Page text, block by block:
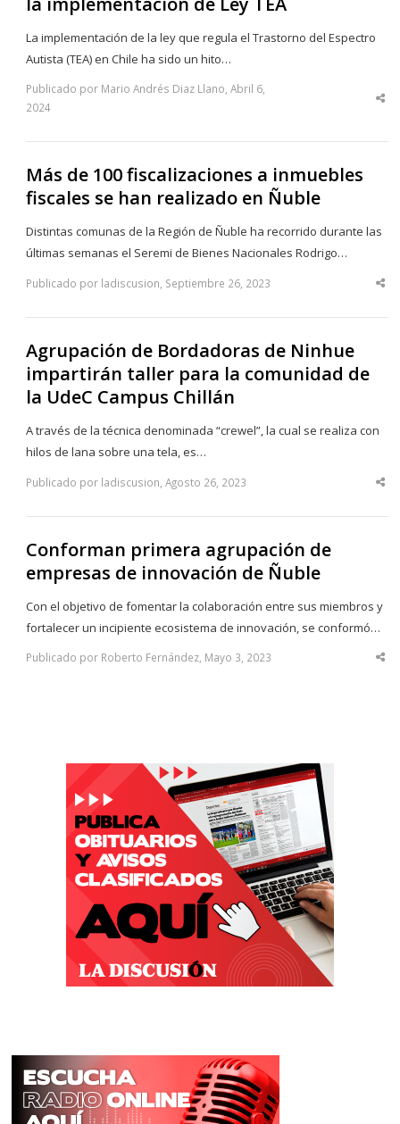
La implementación de la ley que regula el Trastorno del Espectro
Autista (TEA) en Chile ha sido un hito…
Publicado por Mario Andrés Diaz Llano, Abril 6,
2024
Más de 100 fiscalizaciones a inmuebles
fiscales se han realizado en Ñuble
Distintas comunas de la Región de Ñuble ha recorrido durante las
últimas semanas el Seremi de Bienes Nacionales Rodrigo…
Publicado por ladiscusion, Septiembre 26, 2023
Agrupación de Bordadoras de Ninhue
impartirán taller para la comunidad de
la UdeC Campus Chillán
A través de la técnica denominada “crewel”, la cual se realiza con
hilos de lana sobre una tela, es…
Publicado por ladiscusion, Agosto 26, 2023
Conforman primera agrupación de
empresas de innovación de Ñuble
Con el objetivo de fomentar la colaboración entre sus miembros y
fortalecer un incipiente ecosistema de innovación, se conformó…
Publicado por Roberto Fernández, Mayo 3, 2023